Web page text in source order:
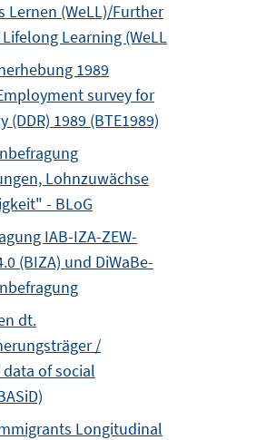
Lernen (WeLL)/Further
Learning (WeLL
1989
survey for
(DDR) 1989 (BTE1989)
Lohnzuwächse
- BLoG
IAB-IZA-ZEW-
(BIZA) und DiWaBe-
dt.
/
of social
Longitudinal